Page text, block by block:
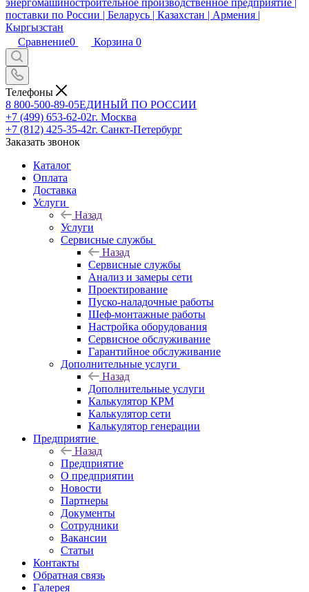
Сравнение0 Корзина 0
Телефоны
8 800-500-89-05ЕДИНЫЙ ПО РОССИИ
+7 (499) 653-62-02г. Москва
+7 (812) 425-35-42г. Санкт-Петербург
Заказать звонок
Каталог
Оплата
Доставка
Услуги
Назад
Услуги
Сервисные службы
Назад
Сервисные службы
Анализ и замеры сети
Проектирование
Пуско-наладочные работы
Шеф-монтажные работы
Настройка оборудования
Сервисное обслуживание
Гарантийное обслуживание
Дополнительные услуги
Назад
Дополнительные услуги
Калькулятор КРМ
Калькулятор сети
Калькулятор генерации
Предприятие
Назад
Предприятие
О предприятии
Новости
Партнеры
Документы
Сотрудники
Вакансии
Статьи
Контакты
Обратная связь
Галерея